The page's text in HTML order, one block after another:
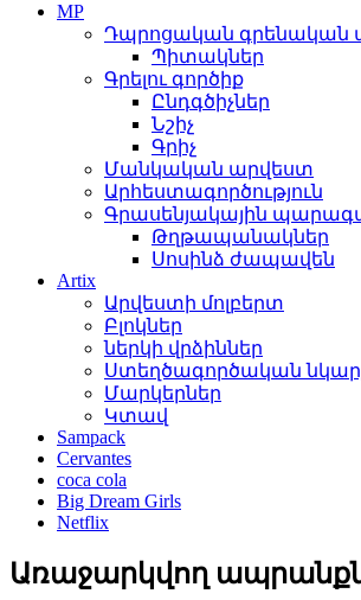
MP
Դպրոցական գրենական
Պիտակներ
Գրելու գործիք
Ընդգծիչներ
Նշիչ
Գրիչ
Մանկական արվեստ
Արհեստագործություն
Գրասենյակային
Թղթապանակներ
Սոսինձ ժապավեն
Artix
Արվեստի մոլբերտ
Բլոկներ
ներկի վրձիններ
Ստեղծագործական
Մարկերներ
Կտավ
Sampack
Cervantes
coca cola
Big Dream Girls
Netflix
Առաջարկվող